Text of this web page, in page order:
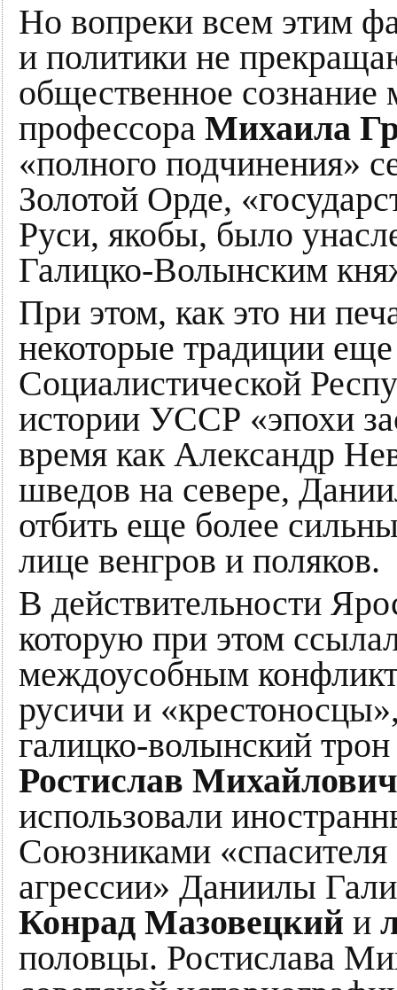
Но вопреки всем этим
и политики не
общественное сознание
профессора Михаила
«полного подчинения»
Золотой Орде,
Руси, якобы, было
Галицко-Волынским
При этом, как это ни
некоторые традиции
Социалистической
истории УССР «эпохи
время как Александр
шведов на севере,
отбить еще более
лице венгров и поляков.
В действительности
которую при этом
междоусобным
русичи и
галицко-волынский
Ростислав Михайлович
использовали
Союзниками
агрессии» Даниилы
Конрад Мазовецкий и
половцы. Ростислава